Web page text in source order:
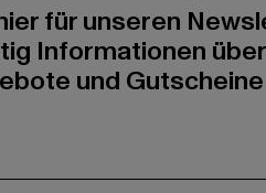
für unseren
Informationen
und